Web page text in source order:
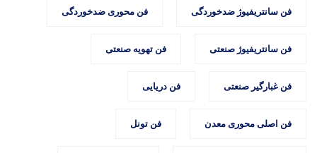
فن سانتریفیوژ ضدخوردگی فن محوری ضدخوردگی
فن سانتریفیوژ صنعتی فن تهویه صنعتی
فن غبارگیر صنعتی فن دریایی
فن اصلی محوری معدن فن تونل